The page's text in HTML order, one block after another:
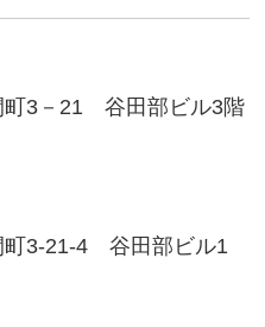
町3－21 谷田部ビル3階
町3-21-4 谷田部ビル1